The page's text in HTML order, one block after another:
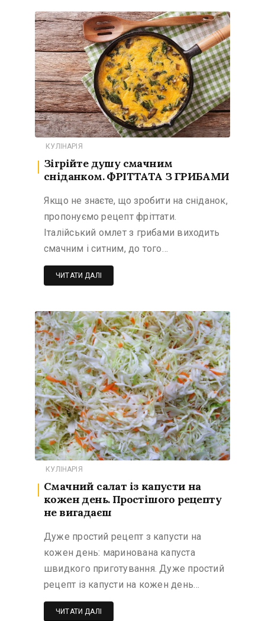
КУЛІНАРІЯ
Зігрійте душу смачним
сніданком. ФРІТТАТА З ГРИБАМИ
Якщо не знаєте, що зробити на сніданок,
пропонуємо рецепт фріттати.
Італійський омлет з грибами виходить
смачним і ситним, до того…
ЧИТАТИ ДАЛІ
КУЛІНАРІЯ
Смачний салат із капусти на
кожен день. Простішого рецепту
не вигадаєш
Дуже простий рецепт з капусти на
кожен день: маринована капуста
швидкого приготування. Дуже простий
рецепт із капусти на кожен день…
ЧИТАТИ ДАЛІ